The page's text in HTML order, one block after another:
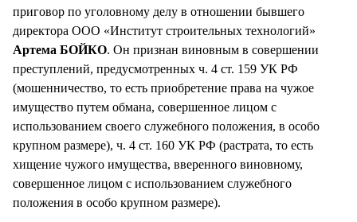
приговор по уголовному делу в отношении бывшего
директора ООО «Институт строительных технологий»
Артема БОЙКО. Он признан виновным в совершении
преступлений, предусмотренных ч. 4 ст. 159 УК РФ
(мошенничество, то есть приобретение права на чужое
имущество путем обмана, совершенное лицом с
использованием своего служебного положения, в особо
крупном размере), ч. 4 ст. 160 УК РФ (растрата, то есть
хищение чужого имущества, вверенного виновному,
совершенное лицом с использованием служебного
положения в особо крупном размере).